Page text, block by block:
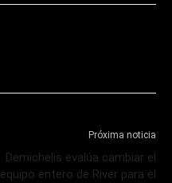
Próxima noticia
Demichelis evalúa cambiar el
equipo entero de River para el